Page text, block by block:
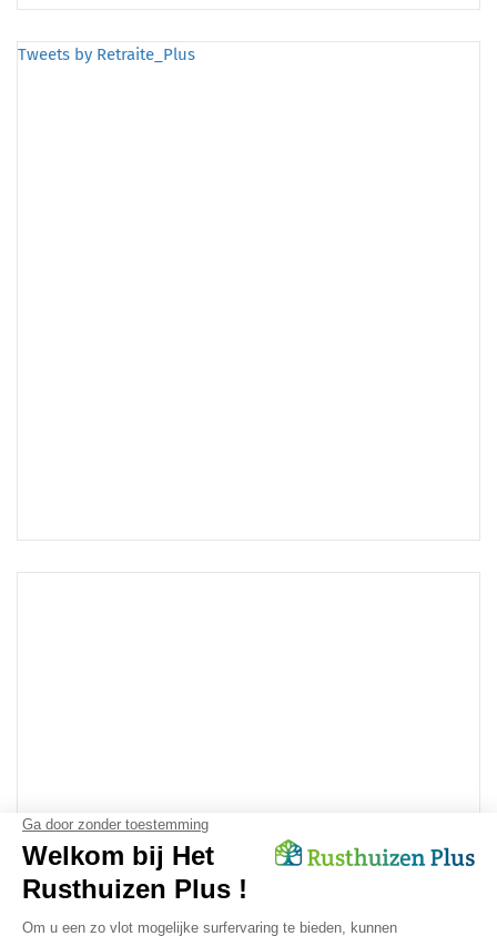
Tweets by Retraite_Plus